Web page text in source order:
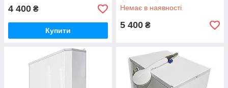
4 400 ₴
Купити
Немає в наявності
5 400 ₴